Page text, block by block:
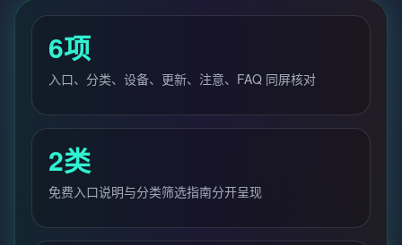
6项
入口、分类、设备、更新、注意、FAQ 同屏核对
2类
免费入口说明与分类筛选指南分开呈现